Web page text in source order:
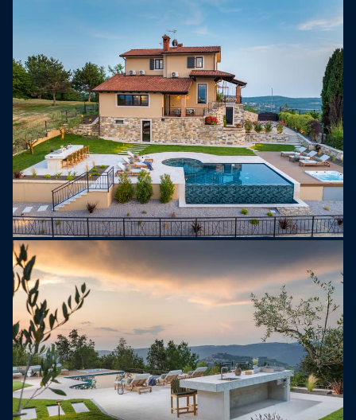
fyller rommene med naturlig lys og tilbyr
uforstyrret utsikt over det omkringliggende
landskapet.
Utendørs kan gjestene nyte en privat oase på en
fullstendig inngjerdet tomt på 1200 kvadratmeter.
Den romslige hagen har et 50 m² stort
svømmebasseng med komfortable solsenger, et
boblebad for ekstra avslapning og et utendørs
spiseområde med grill – perfekt for å tilbringe tid i
det fri mens man beundrer panoramautsikten over
Motovun og landskapet.
Første etasje har et fullt utstyrt kjøkken med en
sentral kjøkkenøy, som tilbyr alle fasiliteter som
trengs for praktisk bruk. Tilstøtende ligger en
komfortabel stue med sofa, flatskjerm-TV og
store vinduer som rammer inn den fantastiske
utsikten. Denne etasjen har også et gjestetoalett
og ett soverom med king-size-seng, eget bad med